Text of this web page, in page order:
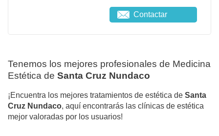
Contactar
Tenemos los mejores profesionales de Medicina
Estética de Santa Cruz Nundaco
¡Encuentra los mejores tratamientos de estética de Santa
Cruz Nundaco, aquí encontrarás las clínicas de estética
mejor valoradas por los usuarios!